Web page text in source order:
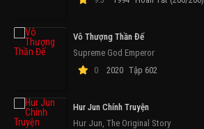
Vô Thượng Thần Đế
Supreme God Emperor
0
2020 Tập 602
Hur Jun Chính Truyện
Hur Jun, The Original Story